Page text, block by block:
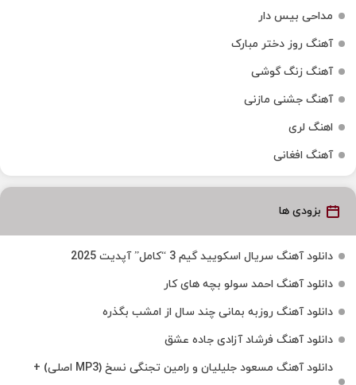
مداحی بیس دار
آهنگ روز دختر مبارک
آهنگ زنگ گوشی
آهنگ جشنی مازنی
اهنگ لری
آهنگ افغانی
بزودی ها
دانلود آهنگ سریال اسکویید گیم 3 “کامل” آپدیت 2025
دانلود آهنگ احمد سولو بچه های کار
دانلود آهنگ روزبه بمانی چند سال از امشب بگذره
دانلود آهنگ فرشاد آزادی جاده عشق
دانلود آهنگ مسعود جلیلیان و رامین تجنگی نسخ (MP3 اصلی) +